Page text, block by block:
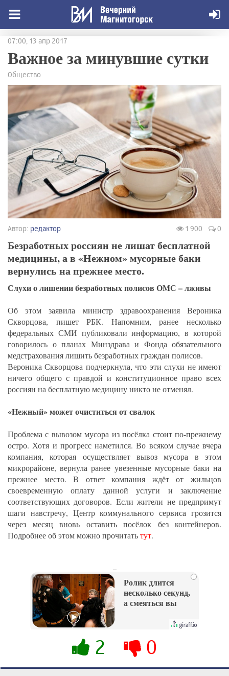
07:00, 13 апр 2017
Важное за минувшие сутки
Общество
Автор: редактор 1 900 0
Безработных россиян не лишат бесплатной
медицины, а в «Нежном» мусорные баки
вернулись на прежнее место.
Слухи о лишении безработных полисов ОМС – лживы
Об этом заявила министр здравоохранения Вероника
Скворцова, пишет РБК. Напомним, ранее несколько
федеральных СМИ публиковали информацию, в которой
говорилось о планах Минздрава и Фонда обязательного
медстрахования лишить безработных граждан полисов.
Вероника Скворцова подчеркнула, что эти слухи не имеют
ничего общего с правдой и конституционное право всех
россиян на бесплатную медицину никто не отменял.
«Нежный» может очиститься от свалок
Проблема с вывозом мусора из посёлка стоит по-прежнему
остро. Хотя и прогресс наметился. Во всяком случае вчера
компания, которая осуществляет вывоз мусора в этом
микрорайоне, вернула ранее увезенные мусорные баки на
прежнее место. В ответ компания ждёт от жильцов
своевременную оплату данной услуги и заключение
соответствующих договоров. Если жители не предпримут
шаги навстречу, Центр коммунального сервиса грозится
через месяц вновь оставить посёлок без контейнеров.
Подробнее об этом можно прочитатьтут.
i
Ролик длится
несколько секунд,
а смеяться вы
2 0